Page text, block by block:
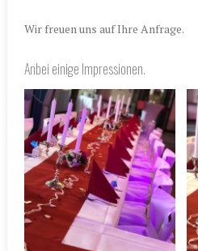
Wir freuen uns auf Ihre Anfrage.
Anbei einige Impressionen.